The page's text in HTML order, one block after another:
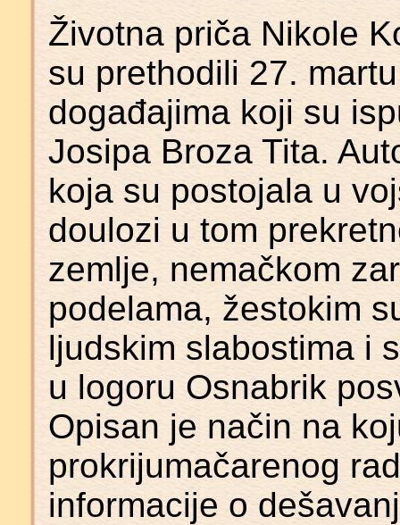
Životna priča Nikole
su prethodili 27.
događajima koji su
Josipa Broza Tita.
koja su postojala u
doulozi u tom
zemlje, nemačkom
podelama, žestokim
ljudskim slabostima i
u logoru Osnabrik
Opisan je način na
prokrijumačarenog
informacije o